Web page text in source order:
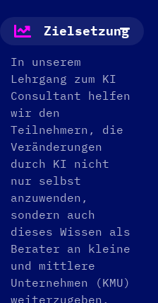
Zielsetzung
In unserem
Lehrgang zum KI
Consultant helfen
wir den
Teilnehmern, die
Veränderungen
durch KI nicht
nur selbst
anzuwenden,
sondern auch
dieses Wissen als
Berater an kleine
und mittlere
Unternehmen (KMU)
weiterzugeben.